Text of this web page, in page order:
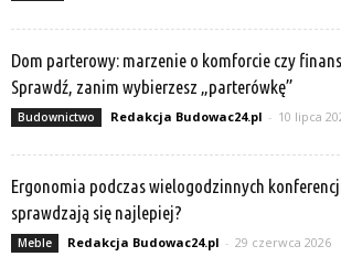
Dom parterowy: marzenie o komforcie czy
Sprawdź, zanim wybierzesz „parterówkę”
Budownictwo Redakcja Budowac24.pl - 10 lipca
Ergonomia podczas wielogodzinnych
sprawdzają się najlepiej?
Meble Redakcja Budowac24.pl - 29 czerwca 2026